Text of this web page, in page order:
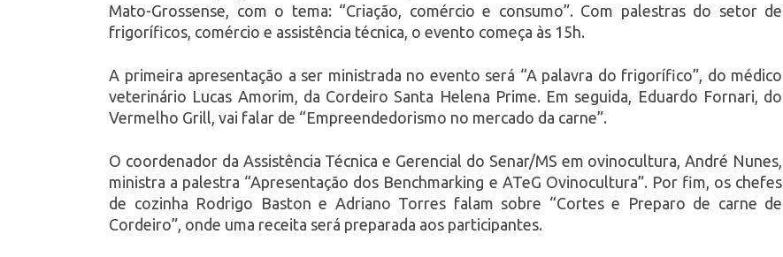
Mato-Grossense, com o tema: “Criação, comércio e consumo”. Com palestras do setor de
frigoríficos, comércio e assistência técnica, o evento começa às 15h.
A primeira apresentação a ser ministrada no evento será “A palavra do frigorífico”, do médico
veterinário Lucas Amorim, da Cordeiro Santa Helena Prime. Em seguida, Eduardo Fornari, do
Vermelho Grill, vai falar de “Empreendedorismo no mercado da carne”.
O coordenador da Assistência Técnica e Gerencial do Senar/MS em ovinocultura, André Nunes,
ministra a palestra “Apresentação dos Benchmarking e ATeG Ovinocultura”. Por fim, os chefes
de cozinha Rodrigo Baston e Adriano Torres falam sobre “Cortes e Preparo de carne de
Cordeiro”, onde uma receita será preparada aos participantes.